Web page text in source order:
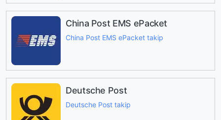
China Post EMS ePacket
China Post EMS ePacket takip
Deutsche Post
Deutsche Post takip